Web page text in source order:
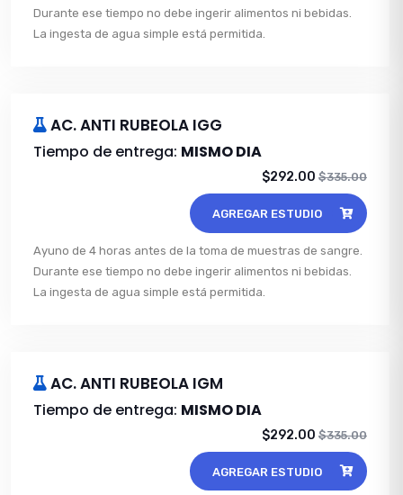
Durante ese tiempo no debe ingerir alimentos ni bebidas.
La ingesta de agua simple está permitida.
AC. ANTI RUBEOLA IGG
Tiempo de entrega: MISMO DIA
$292.00 $335.00
AGREGAR ESTUDIO
Ayuno de 4 horas antes de la toma de muestras de sangre.
Durante ese tiempo no debe ingerir alimentos ni bebidas.
La ingesta de agua simple está permitida.
AC. ANTI RUBEOLA IGM
Tiempo de entrega: MISMO DIA
$292.00 $335.00
AGREGAR ESTUDIO